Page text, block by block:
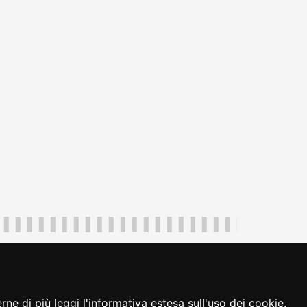
di più leggi l'informativa estesa sull'uso dei cookie.
cambio preferenze cookie loginFVG